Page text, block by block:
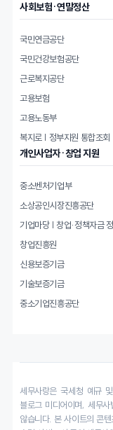
사회보험·연말정산
국민연금공단
국민건강보험공단
근로복지공단
고용보험
고용노동부
복지로 | 정부지원 통합조회
개인사업자·창업 지원
중소벤처기업부
소상공인시장진흥공단
기업마당 | 창업·정책자금
창업진흥원
신용보증기금
기술보증기금
중소기업진흥공단
세무사랑은 국세청 예규
블로그 미디어이며, 세무
않습니다. 본 사이트의 콘